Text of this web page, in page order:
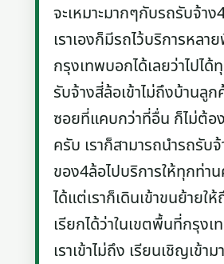
จะเหมาะมากๆกับรถรับจ้า
เราเองก็มีรถไว้บริการหลา
กรุงเทพบอกได้เลยว่าไปไ
รับจ้างสี่ล้อเข้าไม่ถึงบ้านลูก
ซอยที่แคบกว่าที่อื่น ก็ไม่ต้อ
ครับ เราก็สามารถนำรถรับ
ของ4ล้อไปบริการให้ทุกท่าน
ได้แต่เราก็เดินเข้าขนย้ายใ
เรียกได้ว่าในเขตพื้นที่กรุง
เราเข้าไม่ถึง เรียนเชิญเข้า